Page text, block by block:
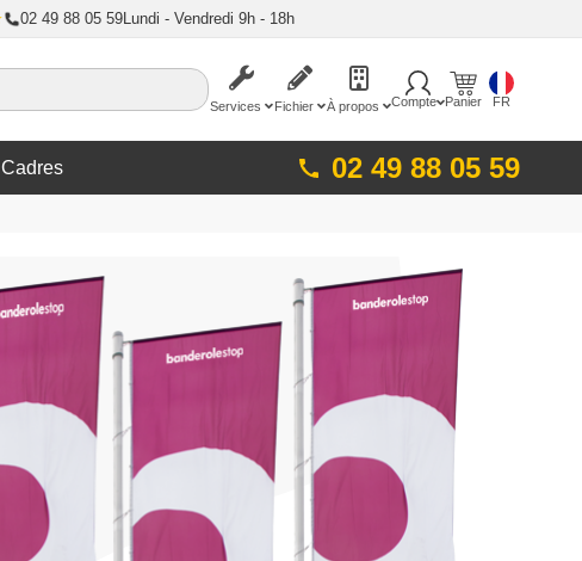
02 49 88 05 59Lundi - Vendredi 9h - 18h
Services Fichier À propos Compte Panier FR
Cadres 02 49 88 05 59